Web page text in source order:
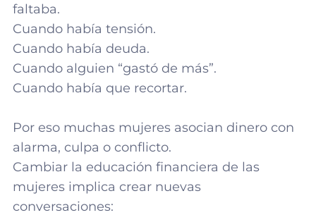
faltaba.
Cuando había tensión.
Cuando había deuda.
Cuando alguien “gastó de más”.
Cuando había que recortar.
Por eso muchas mujeres asocian dinero con
alarma, culpa o conflicto.
Cambiar la educación financiera de las
mujeres implica crear nuevas
conversaciones: